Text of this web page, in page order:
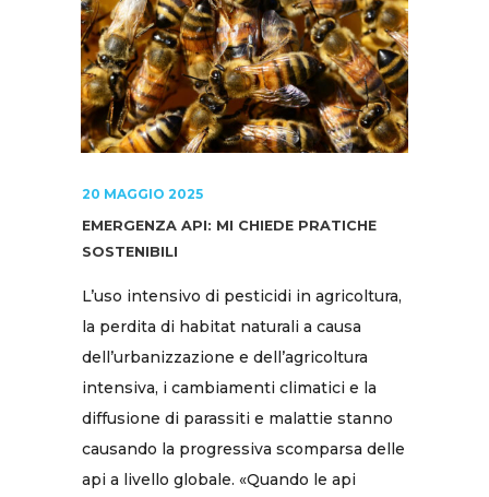
20 MAGGIO 2025
EMERGENZA API: MI CHIEDE PRATICHE
SOSTENIBILI
L’uso intensivo di pesticidi in agricoltura,
la perdita di habitat naturali a causa
dell’urbanizzazione e dell’agricoltura
intensiva, i cambiamenti climatici e la
diffusione di parassiti e malattie stanno
causando la progressiva scomparsa delle
api a livello globale. «Quando le api